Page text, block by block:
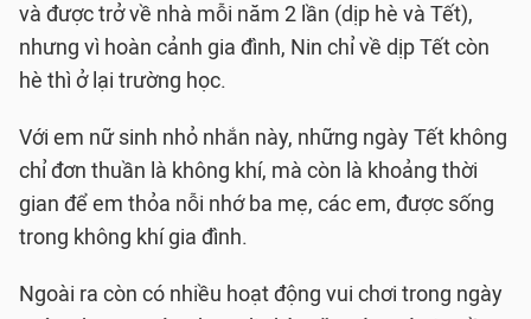
và được trở về nhà mỗi năm 2 lần (dịp hè và Tết),
nhưng vì hoàn cảnh gia đình, Nin chỉ về dịp Tết còn
hè thì ở lại trường học.
Với em nữ sinh nhỏ nhắn này, những ngày Tết không
chỉ đơn thuần là không khí, mà còn là khoảng thời
gian để em thỏa nỗi nhớ ba mẹ, các em, được sống
trong không khí gia đình.
Ngoài ra còn có nhiều hoạt động vui chơi trong ngày